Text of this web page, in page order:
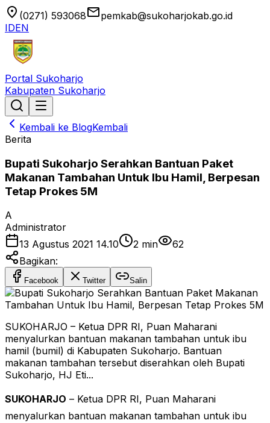
location_on (0271) 593068emailpemkab@sukoharjokab.go.id
IDEN
Portal Sukoharjo
Kabupaten Sukoharjo
Kembali ke BlogKembali
Berita
Bupati Sukoharjo Serahkan Bantuan Paket
Makanan Tambahan Untuk Ibu Hamil, Berpesan
Tetap Prokes 5M
A
Administrator
13 Agustus 2021 14.10
2 min
62
Bagikan:
Facebook Twitter Salin
SUKOHARJO – Ketua DPR RI, Puan Maharani
menyalurkan bantuan makanan tambahan untuk ibu
hamil (bumil) di Kabupaten Sukoharjo. Bantuan
makanan tambahan tersebut diserahkan oleh Bupati
Sukoharjo, HJ Eti...
SUKOHARJO – Ketua DPR RI, Puan Maharani
menyalurkan bantuan makanan tambahan untuk ibu